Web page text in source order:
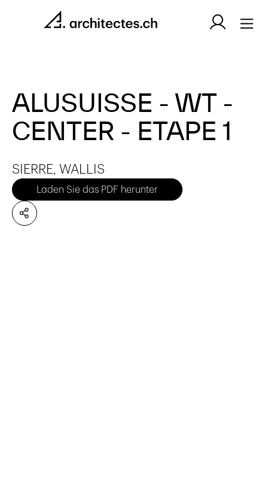
ALUSUISSE - WT -
CENTER - ETAPE 1
SIERRE, WALLIS
Laden Sie das PDF herunter